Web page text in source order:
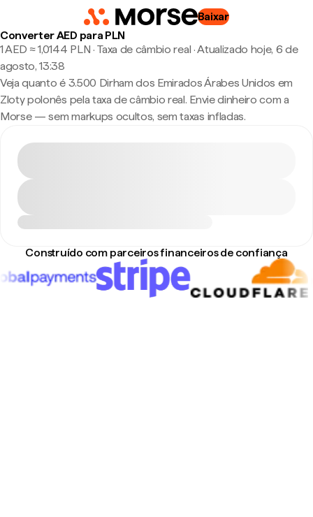
Baixar
Converter AED para PLN
1 AED ≈ 1,0144 PLN · Taxa de câmbio real ·Atualizado hoje, 6 de
agosto, 13:38
Veja quanto é 3.500 Dirham dos Emirados Árabes Unidos em
Zloty polonês pela taxa de câmbio real. Envie dinheiro com a
Morse — sem markups ocultos, sem taxas infladas.
Construído com parceiros financeiros de confiança